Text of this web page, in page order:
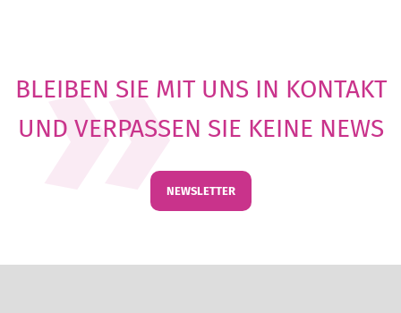
BLEIBEN SIE MIT UNS IN KONTAKT
UND VERPASSEN SIE KEINE NEWS
NEWSLETTER